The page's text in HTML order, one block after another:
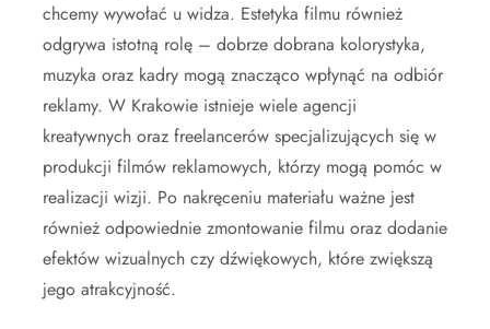
chcemy wywołać u widza. Estetyka filmu również
odgrywa istotną rolę – dobrze dobrana kolorystyka,
muzyka oraz kadry mogą znacząco wpłynąć na odbiór
reklamy. W Krakowie istnieje wiele agencji
kreatywnych oraz freelancerów specjalizujących się w
produkcji filmów reklamowych, którzy mogą pomóc w
realizacji wizji. Po nakręceniu materiału ważne jest
również odpowiednie zmontowanie filmu oraz dodanie
efektów wizualnych czy dźwiękowych, które zwiększą
jego atrakcyjność.